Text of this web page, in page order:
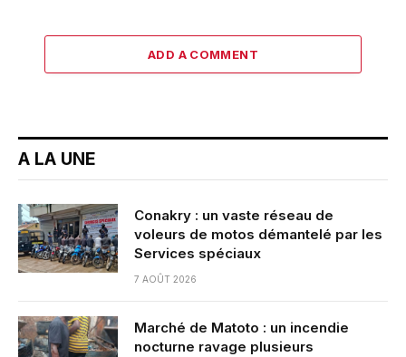
ADD A COMMENT
A LA UNE
Conakry : un vaste réseau de
voleurs de motos démantelé par les
Services spéciaux
7 AOÛT 2026
Marché de Matoto : un incendie
nocturne ravage plusieurs